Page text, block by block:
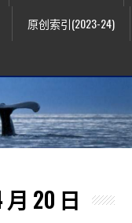
原创索引(2023-24)
月 20 日